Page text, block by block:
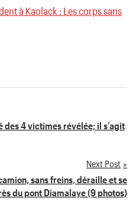
à Kaolack : Les corps sans
des 4 victimes révélée; il s’agit
Next Post
sans freins, déraille et se
du pont Diamalaye (9 photos)